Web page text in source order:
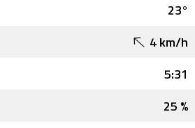
23°
4 km/h
5:31
25 %